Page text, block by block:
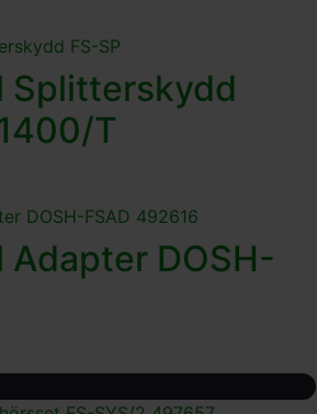
Splitterskydd
T
Adapter DOSH-